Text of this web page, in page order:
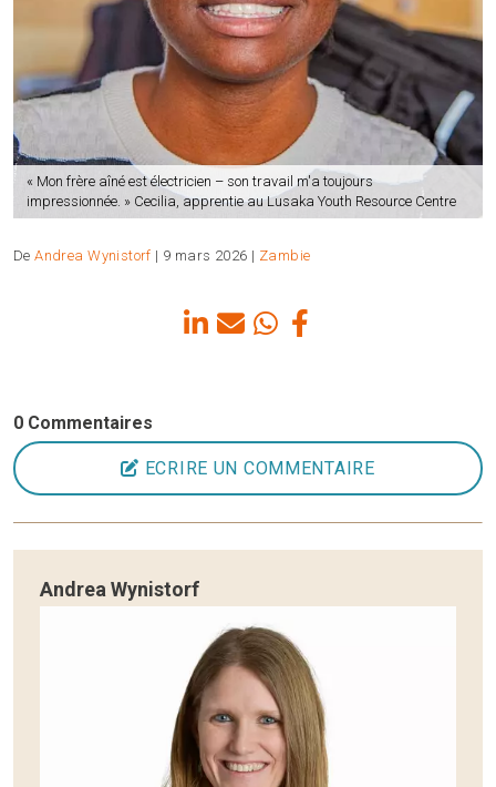
« Mon frère aîné est électricien – son travail m'a toujours
impressionnée. » Cecilia, apprentie au Lusaka Youth Resource Centre
DeAndrea Wynistorf | 9 mars 2026 | Zambie
0 Commentaires
ECRIRE UN COMMENTAIRE
Andrea Wynistorf